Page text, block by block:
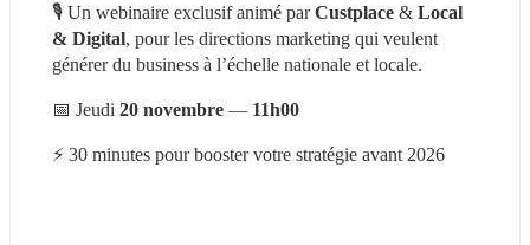
🎙️ Un webinaire exclusif animé par Custplace & Local
& Digital, pour les directions marketing qui veulent
générer du business à l’échelle nationale et locale.
📅 Jeudi 20 novembre — 11h00
⚡ 30 minutes pour booster votre stratégie avant 2026